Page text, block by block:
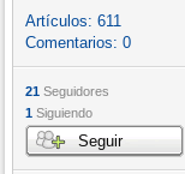
Artículos: 611
Comentarios: 0
21 Seguidores
1 Siguiendo
Seguir